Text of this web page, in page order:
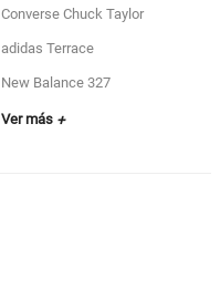
Converse Chuck Taylor
adidas Terrace
New Balance 327
Ver más+